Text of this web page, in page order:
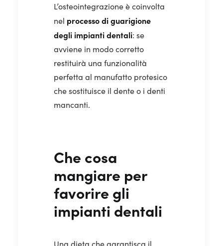
L’osteointegrazione è coinvolta
nel processo di guarigione
degli impianti dentali: se
avviene in modo corretto
restituirà una funzionalità
perfetta al manufatto protesico
che sostituisce il dente o i denti
mancanti.
Che cosa
mangiare per
favorire gli
impianti dentali
Una dieta che garantisca il